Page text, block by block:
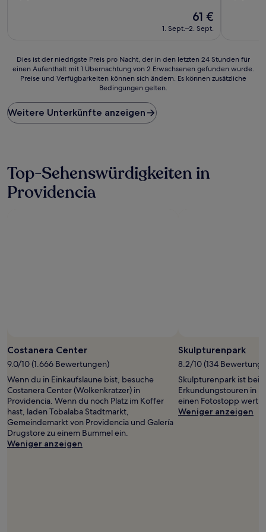
Der
Preis
beträgt
61 €
1. Sept.–2. Sept.
Dies
ist
Preis
pro
Nacht,
letzten
24 Stunden
für
einen
Es
können
zusätzliche
Bedingungen
gelten.
Dies ist der niedrigste Preis pro Nacht, der in den letzten 24 Stunden für
einen Aufenthalt mit 1 Übernachtung von 2 Erwachsenen gefunden wurde.
Preise und Verfügbarkeiten können sich ändern. Es können zusätzliche
Bedingungen gelten.
Weitere Unterkünfte anzeigen
Top-Sehenswürdigkeiten in
Providencia
Foto
von
Maria
Isabel
Costanera Center
9.0/10 (1.666 Bewertungen)
Wenn du in Einkaufslaune bist, besuche
Costanera Center (Wolkenkratzer) in
Providencia. Wenn du noch Platz im Koffer
hast, laden Tobalaba Stadtmarkt,
Gemeindemarkt von Providencia und Galería
Drugstore zu einem Bummel ein.
Weniger anzeigen
Skulpturenpark
8.2/10 (134
Skulpturenpark ist bei
Erkundungstouren in
einen Fotostopp wert.
Weniger anzeigen